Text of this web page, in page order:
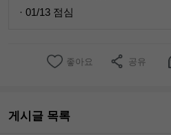
· 01/13 점심
좋아요 공유
게시글 목록